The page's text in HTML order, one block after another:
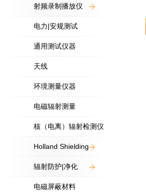
射频录制播放仪
电力|安规测试
通用测试仪器
天线
环境测量仪器
电磁辐射测量
核（电离）辐射检测仪
Holland Shielding
辐射防护|净化
电磁屏蔽材料